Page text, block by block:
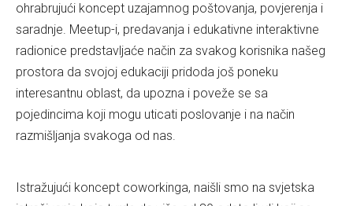
ohrabrujući koncept uzajamnog poštovanja, povjerenja i
saradnje. Meetup-i, predavanja i edukativne interaktivne
radionice predstavljaće način za svakog korisnika našeg
prostora da svojoj edukaciji pridoda još poneku
interesantnu oblast, da upozna i poveže se sa
pojedincima koji mogu uticati poslovanje i na način
razmišljanja svakoga od nas.
Istražujući koncept coworkinga, naišli smo na svjetska